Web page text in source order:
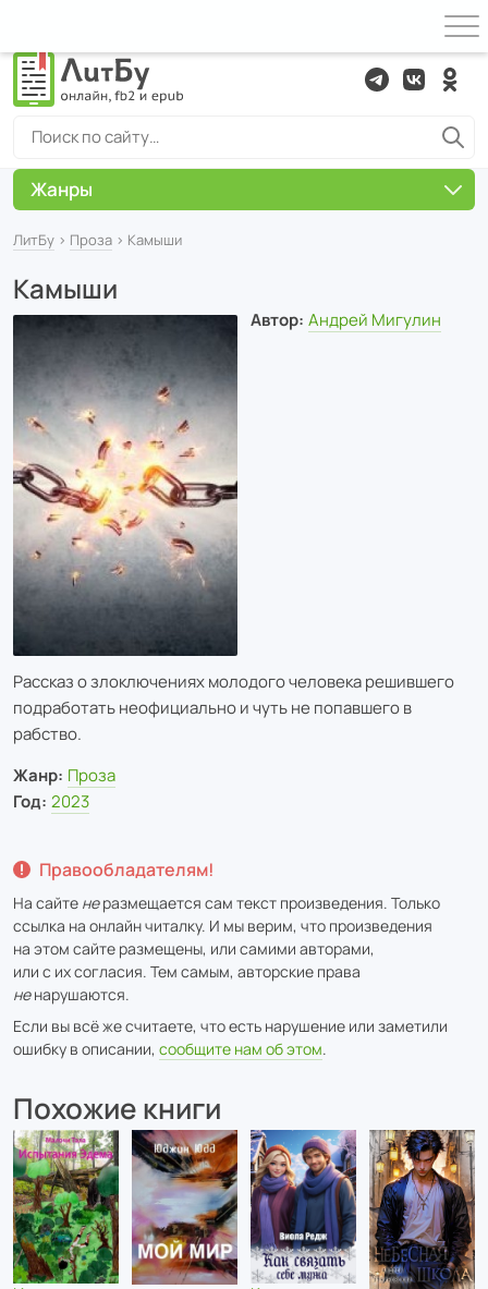
ЛитБу › Проза › Камыши
Камыши
Автор: Андрей Мигулин
Рассказ о злоключениях молодого человека решившего
подработать неофициально и чуть не попавшего в
рабство.
Жанр: Проза
Год: 2023
Правообладателям!
На сайте неразмещается сам текст произведения. Только
ссылка на онлайн читалку. И мы верим, что произведения
на этом сайте размещены, или самими авторами,
или с их согласия. Тем самым, авторские права
ненарушаются.
Если вы всё же считаете, что есть нарушение или заметили
ошибку в описании, сообщите нам об этом.
Похожие книги
Жанры